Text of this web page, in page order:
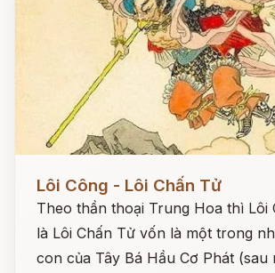
Lôi Công - Lôi Chấn Tử
Theo thần thoại Trung Hoa thì Lôi
là Lôi Chấn Tử vốn là một trong
con của Tây Bá Hầu Cơ Phát (sau